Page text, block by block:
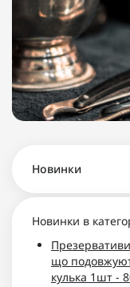
Новинки
Новинки в
що
кулька 1шт -